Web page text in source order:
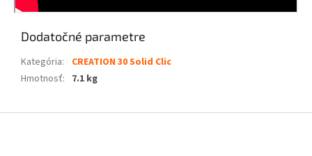
Dodatočné parametre
Kategória:
CREATION 30 Solid Clic
Hmotnosť: 7.1 kg